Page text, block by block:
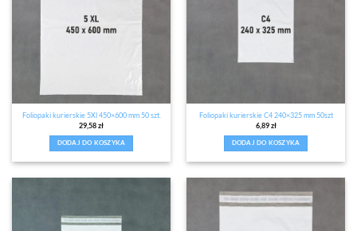
Foliopaki kurierskie 5Xl 450×600 mm 50 szt.
29,58zł
DODAJ DO KOSZYKA
Foliopaki kurierskie C4 240×325 mm 50szt
6,89zł
DODAJ DO KOSZYKA